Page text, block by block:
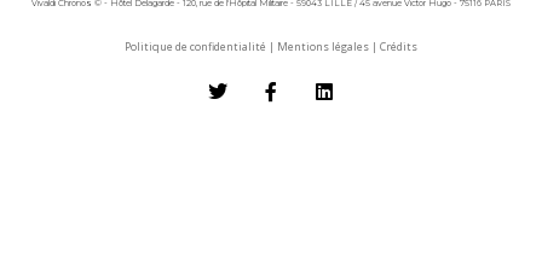
Vivaldi Chronos © - Hôtel Delagarde - 120, rue de l'Hôpital Militaire - 59043 LILLE / 45 avenue Victor Hugo - 75116 PARIS
Politique de confidentialité | Mentions légales | Crédits